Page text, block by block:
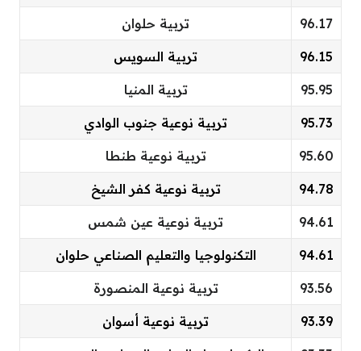
تربية حلوان 96.17
تربية السويس 96.15
تربية المنيا 95.95
تربية نوعية جنوب الوادي 95.73
تربية نوعية طنطا 95.60
تربية نوعية كفر الشيخ 94.78
تربية نوعية عين شمس 94.61
التكنولوجيا والتعليم الصناعي حلوان 94.61
تربية نوعية المنصورة 93.56
تربية نوعية أسوان 93.39